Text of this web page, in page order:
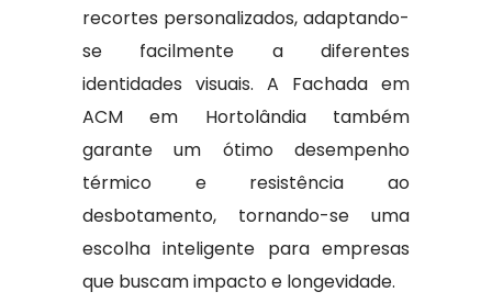
recortes personalizados, adaptando-
se facilmente a diferentes
identidades visuais. A Fachada em
ACM em Hortolândia também
garante um ótimo desempenho
térmico e resistência ao
desbotamento, tornando-se uma
escolha inteligente para empresas
que buscam impacto e longevidade.